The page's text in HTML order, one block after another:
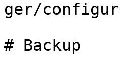
ger/
# Backup